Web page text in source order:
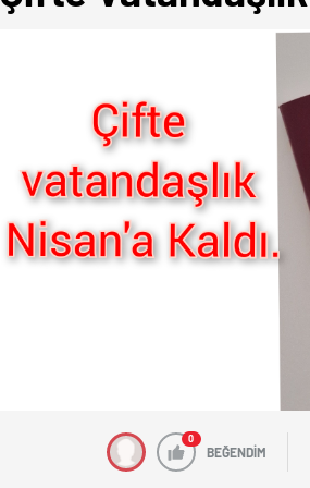
0
BEĞENDİM